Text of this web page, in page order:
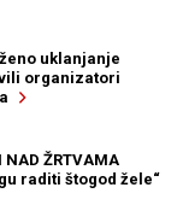
uklanjanje
organizatori
NAD ŽRTVAMA
raditi štogod žele“